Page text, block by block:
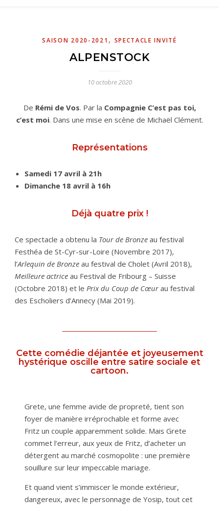
SAISON 2020-2021 , SPECTACLE INVITÉ
ALPENSTOCK
10 octobre 2020
De Rémi de Vos. Par la Compagnie C’est pas toi,
c’est moi. Dans une mise en scène de Michaël Clément.
Représentations
Samedi 17 avril à 21h
Dimanche 18 avril à 16h
Déjà quatre prix !
Ce spectacle a obtenu la Tour de Bronze au festival
Festhéa de St-Cyr-sur-Loire (Novembre 2017),
l’Arlequin de Bronze au festival de Cholet (Avril 2018),
Meilleure actrice au Festival de Fribourg – Suisse
(Octobre 2018) et le Prix du Coup de Cœurau festival
des Escholiers d’Annecy (Mai 2019).
Cette comédie déjantée et joyeusement
hystérique oscille entre satire sociale et
cartoon.
Grete, une femme avide de propreté, tient son
foyer de manière irréprochable et forme avec
Fritz un couple apparemment solide. Mais Grete
commet l’erreur, aux yeux de Fritz, d’acheter un
détergent au marché cosmopolite : une première
souillure sur leur impeccable mariage.
Et quand vient s’immiscer le monde extérieur,
dangereux, avec le personnage de Yosip, tout cet